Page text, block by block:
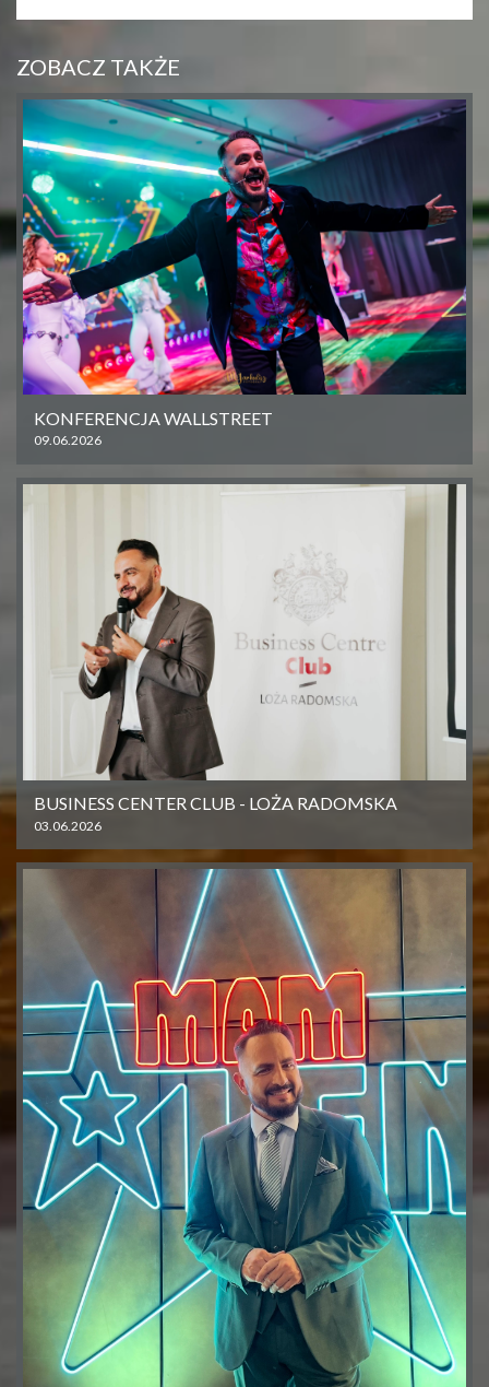
ZOBACZ TAKŻE
KONFERENCJA WALLSTREET
09.06.2026
BUSINESS CENTER CLUB - LOŻA RADOMSKA
03.06.2026